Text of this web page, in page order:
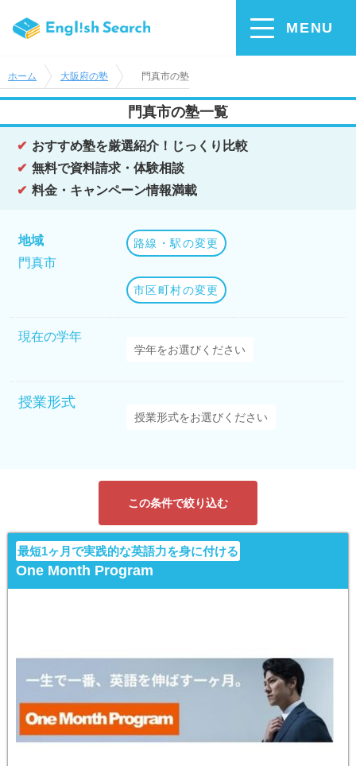
MENU
ホーム 大阪府の塾 門真市の塾
門真市の塾一覧
おすすめ塾を厳選紹介！じっくり比較
無料で資料請求・体験相談
料金・キャンペーン情報満載
地域
門真市
路線・駅の変更
市区町村の変更
現在の学年
授業形式
この条件で絞り込む
最短1ヶ月で実践的な英語力を身に付ける
One Month Program